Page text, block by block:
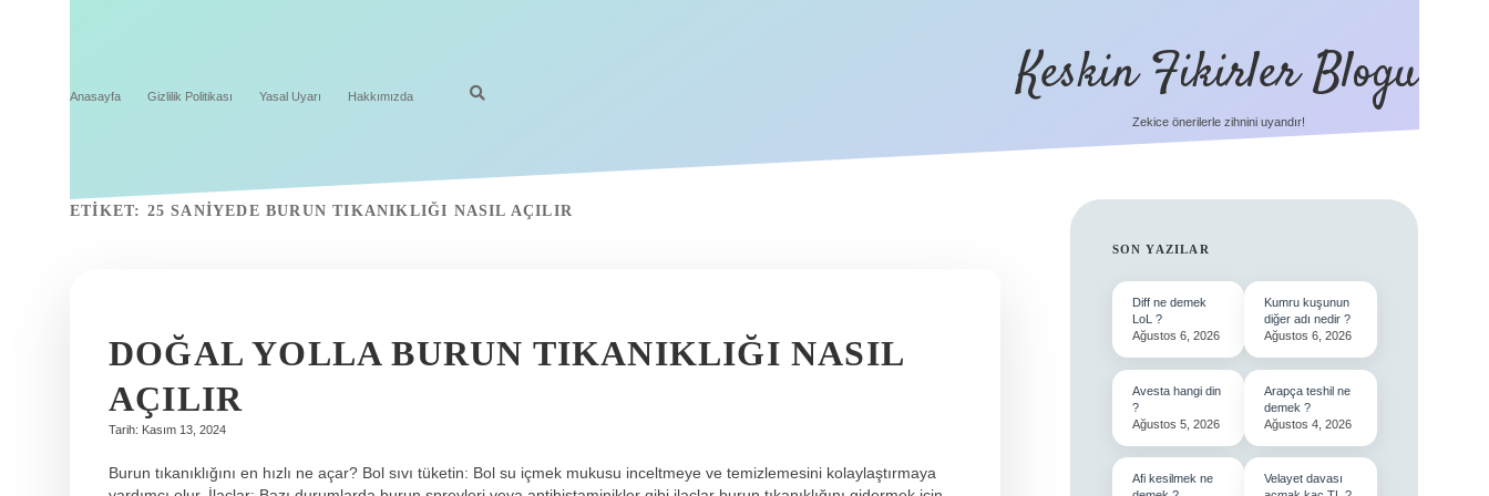
Anasayfa Gizlilik Politikası Yasal Uyarı Hakkımızda Keskin Fikirler Blogu
Zekice önerilerle zihnini uyandır!
ETIKET: 25 SANIYEDE BURUN TIKANIKLIĞI NASIL AÇILIR
DOĞAL YOLLA BURUN TIKANIKLIĞI NASIL
AÇILIR
Tarih: Kasım 13, 2024
Burun tıkanıklığını en hızlı ne açar? Bol sıvı tüketin: Bol su içmek mukusu inceltmeye ve temizlemesini kolaylaştırmaya
SIDEBAR
SON YAZILAR
Diff ne demek
LoL ?
Ağustos 6, 2026
Kumru kuşunun
diğer adı nedir ?
Ağustos 6, 2026
Avesta hangi din
?
Ağustos 5, 2026
Arapça teshil ne
demek ?
Ağustos 4, 2026
Afi kesilmek ne
Velayet davası